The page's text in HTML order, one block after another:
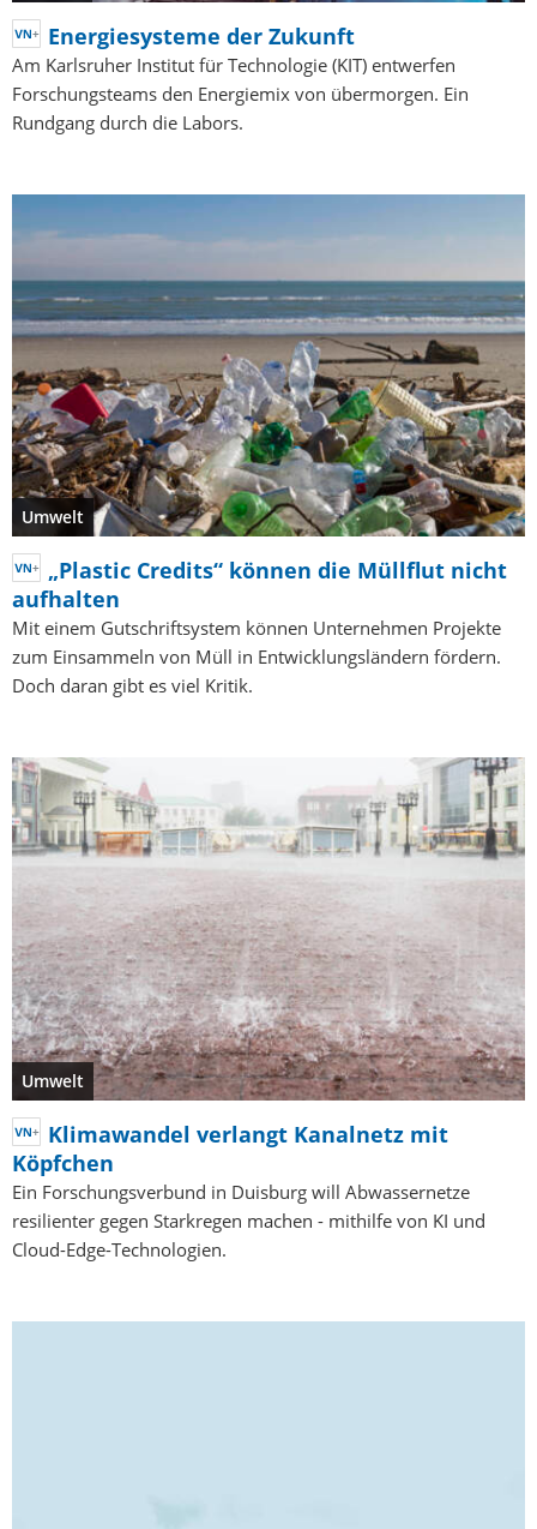
Energiesysteme der Zukunft
Am Karlsruher Institut für Technologie (KIT) entwerfen
Forschungsteams den Energiemix von übermorgen. Ein
Rundgang durch die Labors.
Umwelt
„Plastic Credits“ können die Müllflut nicht
aufhalten
Mit einem Gutschriftsystem können Unternehmen Projekte
zum Einsammeln von Müll in Entwicklungsländern fördern.
Doch daran gibt es viel Kritik.
Umwelt
Klimawandel verlangt Kanalnetz mit
Köpfchen
Ein Forschungsverbund in Duisburg will Abwassernetze
resilienter gegen Starkregen machen - mithilfe von KI und
Cloud-Edge-Technologien.